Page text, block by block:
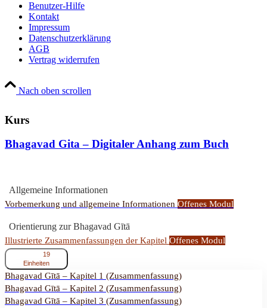
Benutzer-Hilfe
Kontakt
Impressum
Datenschutzerklärung
AGB
Vertrag widerrufen
Nach oben scrollen
Kurs
Bhagavad Gita – Digitaler Anhang zum Buch
Allgemeine Informationen
Vorbemerkung und allgemeine Informationen Offenes Modul
Orientierung zur Bhagavad Gītā
Illustrierte Zusammenfassungen der Kapitel Offenes Modul
einklappen
Illustrierte
Zusammenfassungen
der
Kapitel
19
Einheiten
Bhagavad Gītā – Kapitel 1 (Zusammenfassung)
Bhagavad Gītā – Kapitel 2 (Zusammenfassung)
Bhagavad Gītā – Kapitel 3 (Zusammenfassung)